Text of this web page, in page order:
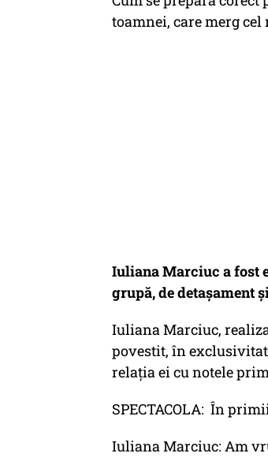
toamnei, care merg
Iuliana Marciuc a fost
grupă, de detașament
Iuliana Marciuc,
povestit, în
relația ei cu notele
SPECTACOLA: În
Iuliana Marciuc: Am